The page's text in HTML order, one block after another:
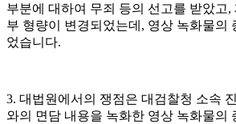
부분에 대하여 무죄 등의 선고를 받았고,
부 형량이 변경되었는데, 영상 녹화물의
었습니다.
3. 대법원에서의 쟁점은 대검찰청 소속
와의 면담 내용을 녹화한 영상 녹화물의